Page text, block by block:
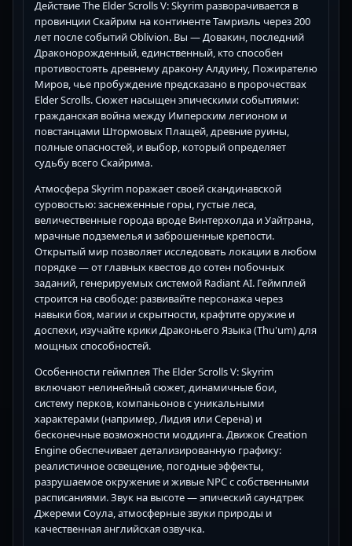
Действие The Elder Scrolls V: Skyrim разворачивается в
провинции Скайрим на континенте Тамриэль через 200
лет после событий Oblivion. Вы — Довакин, последний
Драконорожденный, единственный, кто способен
противостоять древнему дракону Алдуину, Пожирателю
Миров, чье пробуждение предсказано в пророчествах
Elder Scrolls. Сюжет насыщен эпическими событиями:
гражданская война между Имперским легионом и
повстанцами Штормовых Плащей, древние руины,
полные опасностей, и выбор, который определяет
судьбу всего Скайрима.
Атмосфера Skyrim поражает своей скандинавской
суровостью: заснеженные горы, густые леса,
величественные города вроде Винтерхолда и Уайтрана,
мрачные подземелья и заброшенные крепости.
Открытый мир позволяет исследовать локации в любом
порядке — от главных квестов до сотен побочных
заданий, генерируемых системой Radiant AI. Геймплей
строится на свободе: развивайте персонажа через
навыки боя, магии и скрытности, крафтите оружие и
доспехи, изучайте крики Драконьего Языка (Thu'um) для
мощных способностей.
Особенности геймплея The Elder Scrolls V: Skyrim
включают нелинейный сюжет, динамичные бои,
систему перков, компаньонов с уникальными
характерами (например, Лидия или Серена) и
бесконечные возможности моддинга. Движок Creation
Engine обеспечивает детализированную графику:
реалистичное освещение, погодные эффекты,
разрушаемое окружение и живые NPC с собственными
расписаниями. Звук на высоте — эпический саундтрек
Джереми Соула, атмосферные звуки природы и
качественная английская озвучка.